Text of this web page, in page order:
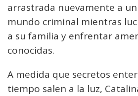
arrastrada nuevamente a
mundo criminal mientras
a su familia y enfrentar
conocidas.
A medida que secretos
tiempo salen a la luz,